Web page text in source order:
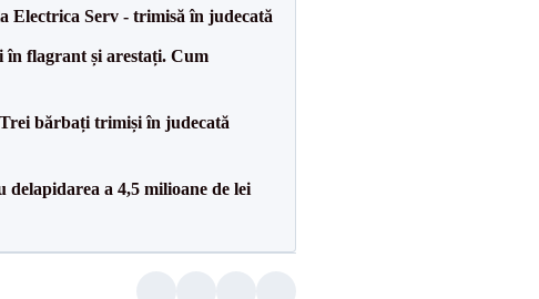
Electrica Serv - trimisă în judecată
flagrant și arestați. Cum
Trei bărbați trimiși în judecată
a 4,5 milioane de lei